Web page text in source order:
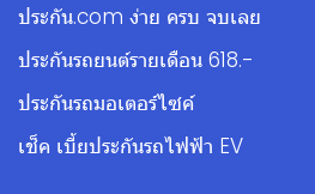
ประกัน.com ง่าย ครบ จบเลย
ประกันรถยนต์รายเดือน 618.-
ประกันรถมอเตอร์ไซค์
เช็ค เบี้ยประกันรถไฟฟ้า EV